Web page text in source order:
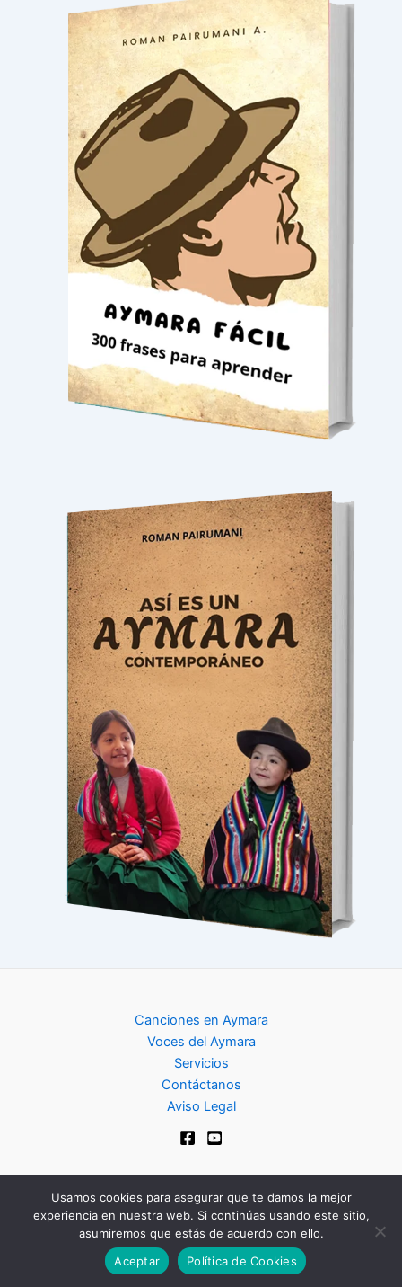
Canciones en Aymara
Voces del Aymara
Servicios
Contáctanos
Aviso Legal
Copyright © 2024 | Club de Aymara
Usamos cookies para asegurar que te damos la mejor
experiencia en nuestra web. Si continúas usando este sitio,
asumiremos que estás de acuerdo con ello.
Aceptar
Política de Cookies